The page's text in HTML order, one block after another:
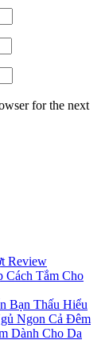
for the next
Review
Tắm Cho
Bạn Thấu Hiểu
Ngon Cả Đêm
Dành Cho Da